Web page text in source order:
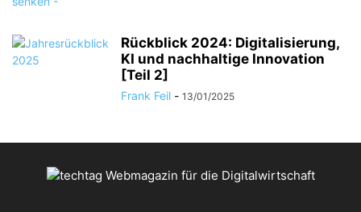
Rückblick 2024: Digitalisierung,
KI und nachhaltige Innovation
[Teil 2]
Frank Feil - 13/01/2025